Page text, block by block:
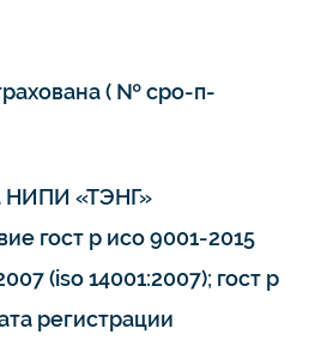
( № сро-п-
НИПИ «ТЭНГ»
гост р исо 9001-2015
(iso 14001:2007); гост р
регистрации